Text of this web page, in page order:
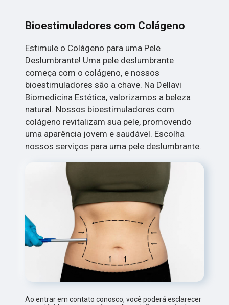
Bioestimuladores com Colágeno
Estimule o Colágeno para uma Pele
Deslumbrante! Uma pele deslumbrante
começa com o colágeno, e nossos
bioestimuladores são a chave. Na Dellavi
Biomedicina Estética, valorizamos a beleza
natural. Nossos bioestimuladores com
colágeno revitalizam sua pele, promovendo
uma aparência jovem e saudável. Escolha
nossos serviços para uma pele deslumbrante.
Ao entrar em contato conosco, você poderá esclarecer